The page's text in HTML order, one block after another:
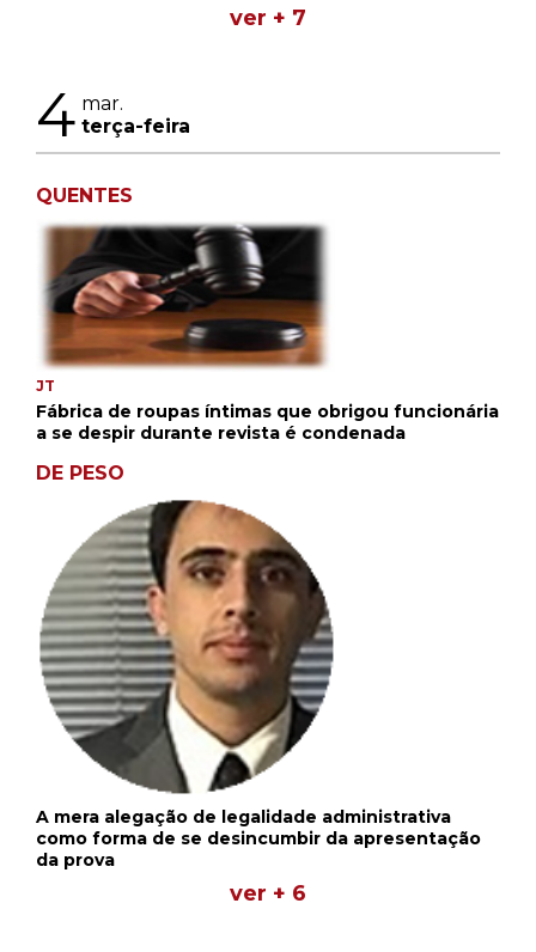
ver + 7
4 mar.
terça-feira
QUENTES
JT
Fábrica de roupas íntimas que obrigou funcionária
a se despir durante revista é condenada
DE PESO
A mera alegação de legalidade administrativa
como forma de se desincumbir da apresentação
da prova
ver + 6